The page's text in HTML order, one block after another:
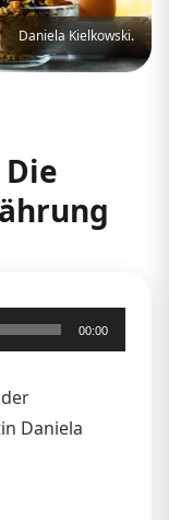
Daniela Kielkowski.
Die
00:00
Daniela